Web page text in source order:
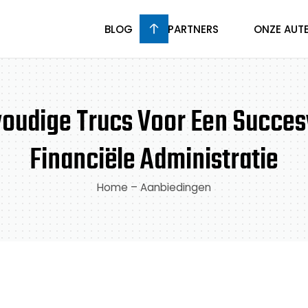
BLOG PARTNERS ONZE
Trucs Voor Een
Financiële Administratie
Home – Aanbiedingen